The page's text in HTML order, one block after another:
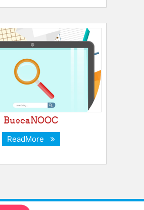
BuscaNOOC
ReadMore